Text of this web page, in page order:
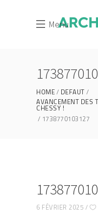
Menu
HOME
DEFAUT
AVANCEMENT DES
CHESSY !
1738770103127
6 FÉVRIER 2025